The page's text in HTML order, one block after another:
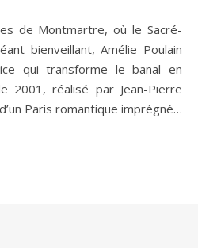
bienveillant, Amélie Poulain
qui transforme le banal en
2001, réalisé par Jean-Pierre
Paris romantique imprégné…